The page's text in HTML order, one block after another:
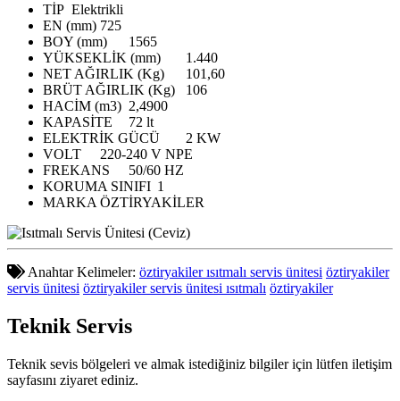
TİP Elektrikli
EN (mm) 725
BOY (mm)
1565
YÜKSEKLİK (mm)
1.440
NET AĞIRLIK (Kg)
101,60
BRÜT AĞIRLIK (Kg)
106
HACİM (m3) 2,4900
KAPASİTE
72 lt
ELEKTRİK GÜCÜ
2 KW
VOLT
220-240 V NPE
FREKANS
50/60 HZ
KORUMA SINIFI 1
MARKA ÖZTİRYAKİLER
Anahtar Kelimeler: öztiryakiler ısıtmalı servis ünitesi öztiryakiler
servis ünitesi öztiryakiler servis ünitesi ısıtmalı öztiryakiler
Teknik Servis
Teknik sevis bölgeleri ve almak istediğiniz bilgiler için lütfen iletişim
sayfasını ziyaret ediniz.